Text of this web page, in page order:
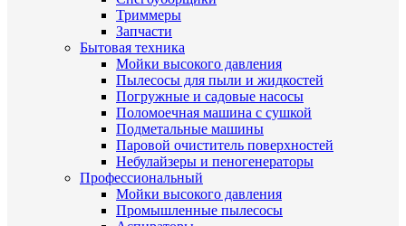
Триммеры
Запчасти
Бытовая техника
Мойки высокого давления
Пылесосы для пыли и жидкостей
Погружные и садовые насосы
Поломоечная машина с сушкой
Подметальные машины
Паровой очиститель поверхностей
Небулайзеры и пеногенераторы
Профессиональный
Мойки высокого давления
Промышленные пылесосы